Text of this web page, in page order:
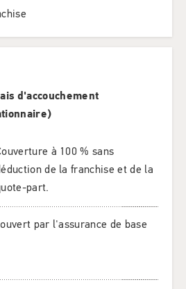
d'accouchement
à 100 % sans
de la franchise et de la
part.
par l'assurance de base